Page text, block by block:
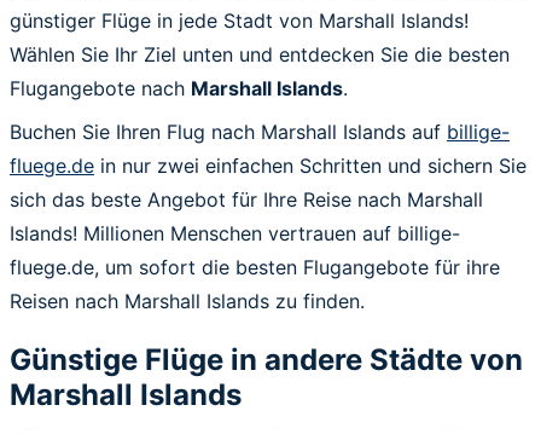
günstiger Flüge in jede Stadt von Marshall Islands!
Wählen Sie Ihr Ziel unten und entdecken Sie die besten
Flugangebote nach Marshall Islands.
Buchen Sie Ihren Flug nach Marshall Islands auf billige-
fluege.de in nur zwei einfachen Schritten und sichern Sie
sich das beste Angebot für Ihre Reise nach Marshall
Islands! Millionen Menschen vertrauen auf billige-
fluege.de, um sofort die besten Flugangebote für ihre
Reisen nach Marshall Islands zu finden.
Günstige Flüge in andere Städte von
Marshall Islands